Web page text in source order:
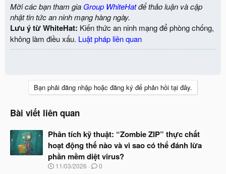
Mời các bạn tham gia Group WhiteHatđể thảo luận và cập
nhật tin tức an ninh mạng hàng ngày.
Lưu ý từ WhiteHat: Kiến thức an ninh mạng để phòng chống,
không làm điều xấu. Luật pháp liên quan
Bạn phải đăng nhập hoặc đăng ký để phản hồi tại đây.
Bài viết liên quan
Phân tích kỹ thuật: “Zombie ZIP” thực chất
hoạt động thế nào và vì sao có thể đánh lừa
phần mềm diệt virus?
N11/03/2026 0